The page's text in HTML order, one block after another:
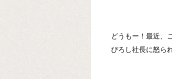
どうもー！最近、
ぴろし社長に怒ら